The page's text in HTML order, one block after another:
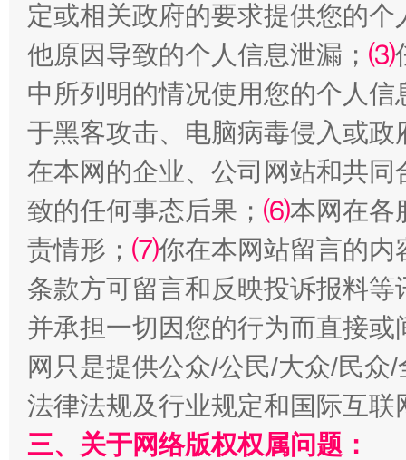
受贿1.44亿！段成刚被判无期 从幼
全民健身五年计划来了！等你上场
定或相关政府的要求提供您的个
他原因导致的个人信息泄漏； ⑶
中所列明的情况使用您的个人
于黑客攻击、电脑病毒侵入或
在本网的企业、公司网站和共
致的任何事态后果； ⑹本网在各
责情形； ⑺你在本网站留言的内
条款方可留言和反映投诉报料
并承担一切因您的行为而直接
网只是提供公众/公民/大众/民
法律法规及行业规定和国际互
三、关于网络版权权属问题：